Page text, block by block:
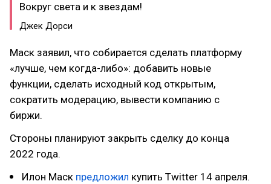
Вокруг света и к звездам!
Джек Дорси
Маск заявил, что собирается сделать платформу
«лучше, чем когда-либо»: добавить новые
функции, сделать исходный код открытым,
сократить модерацию, вывести компанию с
биржи.
Стороны планируют закрыть сделку до конца
2022 года.
Илон Маск предложил купить Twitter 14 апреля.